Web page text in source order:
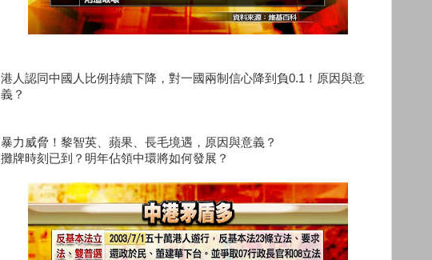
港人認同中國人比例持續下降，對一國兩制信心降到負0.1！原因與意
義？
暴力威脅！黎智英、蘋果、長毛境遇，原因與意義？
攤牌時刻已到？明年佔領中環將如何發展？